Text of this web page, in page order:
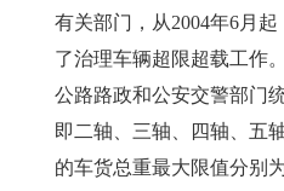
有关部门，从2004年6月
了治理车辆超限超载工作
公路路政和公安交警部门
即二轴、三轴、四轴、五
的车货总重最大限值分别